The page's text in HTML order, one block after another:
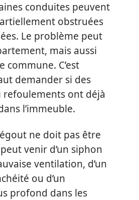
conduites peuvent
obstruées
Le problème peut
mais aussi
commune. C’est
demander si des
refoulements ont déjà
l’immeuble.
ne doit pas être
venir d’un siphon
ventilation, d’un
ou d’un
profond dans les